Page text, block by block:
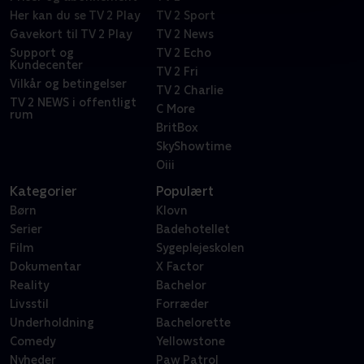
Her kan du se TV 2 Play
Gavekort til TV 2 Play
Support og
Kundecenter
Vilkår og betingelser
TV 2 NEWS i offentligt
rum
TV 2 Sport
TV 2 News
TV 2 Echo
TV 2 Fri
TV 2 Charlie
C More
BritBox
SkyShowtime
Oiii
Kategorier
Børn
Serier
Film
Dokumentar
Reality
Livsstil
Underholdning
Comedy
Nyheder
Populært
Klovn
Badehotellet
Sygeplejeskolen
X Factor
Bachelor
Forræder
Bachelorette
Yellowstone
Paw Patrol